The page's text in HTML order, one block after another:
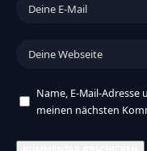
Name, E-Mail-
meinen nächsten